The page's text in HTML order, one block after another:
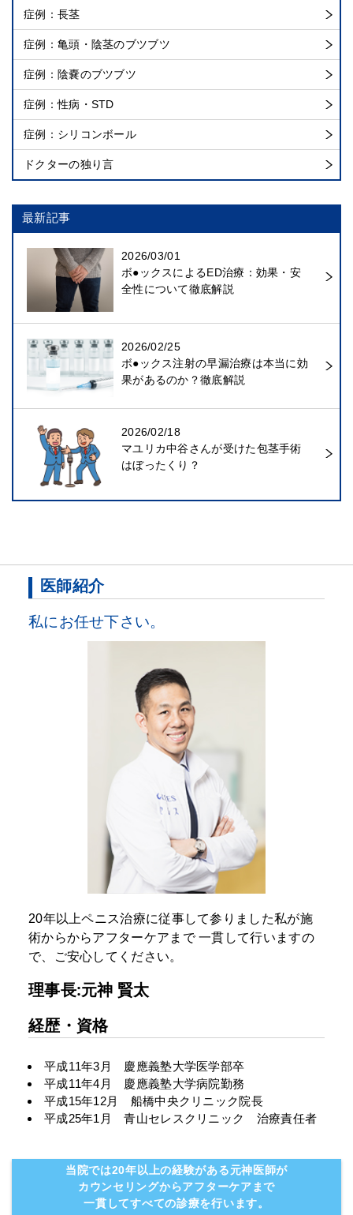
症例：長茎
症例：亀頭・陰茎のブツブツ
症例：陰嚢のブツブツ
症例：性病・STD
症例：シリコンボール
ドクターの独り言
最新記事
2026/03/01
ボ●ックスによるED治療：効果・安
全性について徹底解説
2026/02/25
ボ●ックス注射の早漏治療は本当に効
果があるのか？徹底解説
2026/02/18
マユリカ中谷さんが受けた包茎手術
はぼったくり？
医師紹介
私にお任せ下さい。
20年以上ペニス治療に従事して参りました私が施
術からからアフターケアまで一貫して行いますの
で、ご安心してください。
理事長:元神 賢太
経歴・資格
平成11年3月 慶應義塾大学医学部卒
平成11年4月 慶應義塾大学病院勤務
平成15年12月 船橋中央クリニック院長
平成25年1月 青山セレスクリニック 治療責任者
当院では20年以上の経験がある元神医師が
カウンセリングからアフターケアまで
一貫してすべての診療を行います。